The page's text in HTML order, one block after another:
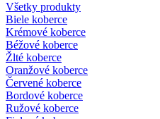
Všetky produkty
Biele koberce
Krémové koberce
Béžové koberce
Žlté koberce
Oranžové koberce
Červené koberce
Bordové koberce
Ružové koberce